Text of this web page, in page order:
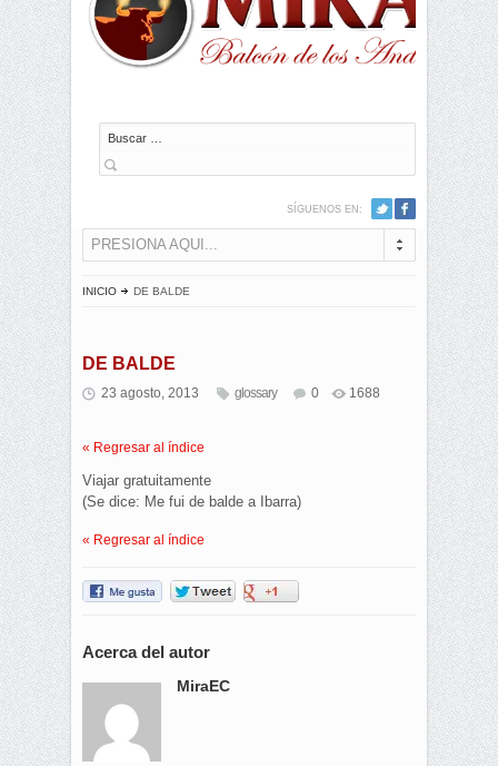
Buscar
SÍGUENOS EN:
PRESIONA AQUI...
INICIO DE BALDE
DE BALDE
23 agosto, 2013 glossary 0 1688
« Regresar al índice
Viajar gratuitamente
(Se dice: Me fui de balde a Ibarra)
« Regresar al índice
Acerca del autor
MiraEC